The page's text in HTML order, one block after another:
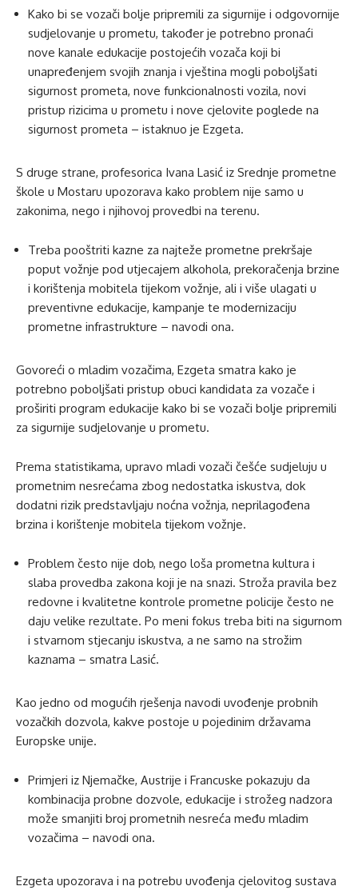
Kako bi se vozači bolje pripremili za sigurnije i odgovornije
sudjelovanje u prometu, također je potrebno pronaći
nove kanale edukacije postojećih vozača koji bi
unapređenjem svojih znanja i vještina mogli poboljšati
sigurnost prometa, nove funkcionalnosti vozila, novi
pristup rizicima u prometu i nove cjelovite poglede na
sigurnost prometa – istaknuo je Ezgeta.
S druge strane, profesorica Ivana Lasić iz Srednje prometne
škole u Mostaru upozorava kako problem nije samo u
zakonima, nego i njihovoj provedbi na terenu.
Treba pooštriti kazne za najteže prometne prekršaje
poput vožnje pod utjecajem alkohola, prekoračenja brzine
i korištenja mobitela tijekom vožnje, ali i više ulagati u
preventivne edukacije, kampanje te modernizaciju
prometne infrastrukture – navodi ona.
Govoreći o mladim vozačima, Ezgeta smatra kako je
potrebno poboljšati pristup obuci kandidata za vozače i
proširiti program edukacije kako bi se vozači bolje pripremili
za sigurnije sudjelovanje u prometu.
Prema statistikama, upravo mladi vozači češće sudjeluju u
prometnim nesrećama zbog nedostatka iskustva, dok
dodatni rizik predstavljaju noćna vožnja, neprilagođena
brzina i korištenje mobitela tijekom vožnje.
Problem često nije dob, nego loša prometna kultura i
slaba provedba zakona koji je na snazi. Stroža pravila bez
redovne i kvalitetne kontrole prometne policije često ne
daju velike rezultate. Po meni fokus treba biti na sigurnom
i stvarnom stjecanju iskustva, a ne samo na strožim
kaznama – smatra Lasić.
Kao jedno od mogućih rješenja navodi uvođenje probnih
vozačkih dozvola, kakve postoje u pojedinim državama
Europske unije.
Primjeri iz Njemačke, Austrije i Francuske pokazuju da
kombinacija probne dozvole, edukacije i strožeg nadzora
može smanjiti broj prometnih nesreća među mladim
vozačima – navodi ona.
Ezgeta upozorava i na potrebu uvođenja cjelovitog sustava